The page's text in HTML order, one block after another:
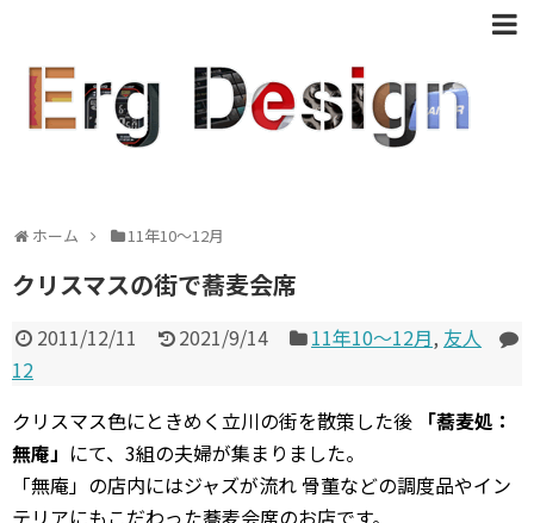
ホーム 11年10〜12月
クリスマスの街で蕎麦会席
2011/12/11 2021/9/14 11年10〜12月, 友人
12
クリスマス色にときめく立川の街を散策した後 「蕎麦処：
無庵」 にて、3組の夫婦が集まりました。
「無庵」の店内にはジャズが流れ 骨董などの調度品やイン
テリアにもこだわった蕎麦会席のお店です。